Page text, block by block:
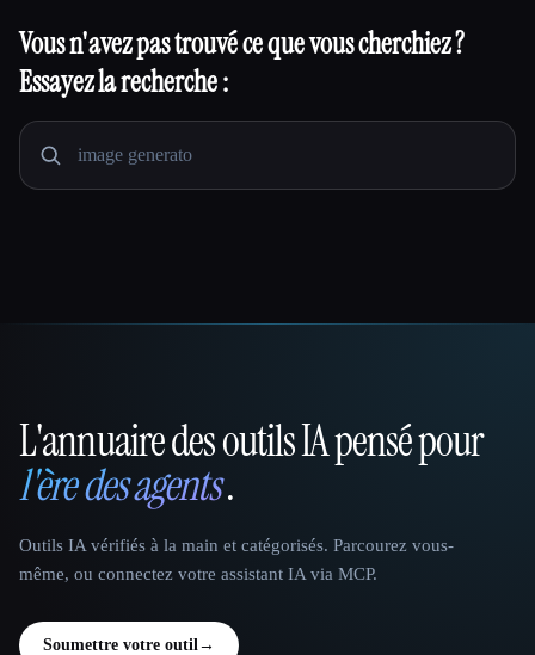
Vous n'avez pas trouvé ce que vous cherchiez ?
Essayez la recherche :
That AI Collection
L'annuaire des outils IA pensé pour
l'ère des agents.
Outils IA vérifiés à la main et catégorisés. Parcourez vous-
même, ou connectez votre assistant IA via MCP.
Soumettre votre outil→